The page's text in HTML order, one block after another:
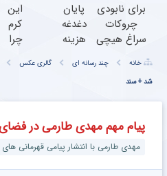
برای نابودی
چروکات
سراغ هیچی
جلبک
نرو(تخفیف40%)
پایان
دغدغه
هزینه
دندان
با پک
کننده
خانگی
این
کرم
چرا
سر
افتاده؟
خانه چند رسانه ای گالری عکس
شد + سند
پیام مهم مهدی طارمی در
مهدی طارمی با انتشار پیامی قهرمانی